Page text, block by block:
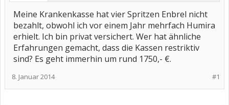
Meine Krankenkasse hat vier Spritzen Enbrel nicht
bezahlt, obwohl ich vor einem Jahr mehrfach Humira
erhielt. Ich bin privat versichert. Wer hat ähnliche
Erfahrungen gemacht, dass die Kassen restriktiv
sind? Es geht immerhin um rund 1750,- €.
#1
8. Januar 2014